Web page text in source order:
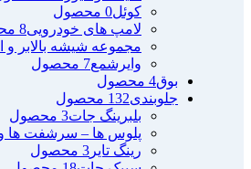
کوئل0 محصول
لامپ های خودرویی8 محصول
مجموعه شیشه بالابر و
وایرشمع7 محصول
بوق4 محصول
جلوبندی132 محصول
بلبرینگ جات3 محصول
پلوس ها – سرشفت ها
رینگ تایر 3 محصول